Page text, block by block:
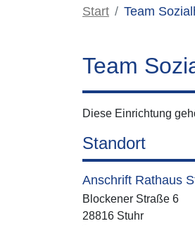
Start Team
Team
Diese Einrichtung
Standort
Anschrift Rathaus
Blockener Straße 6
28816 Stuhr